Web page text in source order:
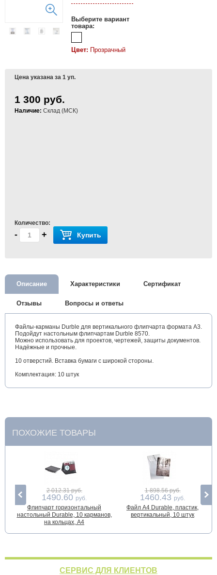
Выберите вариант
товара:
Цвет: Прозрачный
Цена указана за 1 уп.
1 300 руб.
Наличие: Склад (МСК)
Количество:
- + Купить
Описание Характеристики Сертификат
Отзывы Вопросы и ответы
Файлы-карманы Durble для вертикального флипчарта формата А3.
Подойдут настольным флипчартам Durble 8570.
Можно использовать для проектов, чертежей, защиты документов.
Надёжные и прочные.
10 отверстий. Вставка бумаги с широкой стороны.
Комплектация: 10 штук
ПОХОЖИЕ ТОВАРЫ
2 012.31 руб.
1490.60 руб.
Флипчарт горизонтальный
настольный Durable, 10 карманов,
на кольцах, А4
1 898.56 руб.
1460.43 руб.
Файл А4 Durable, пластик,
вертикальный, 10 штук
СЕРВИС ДЛЯ КЛИЕНТОВ